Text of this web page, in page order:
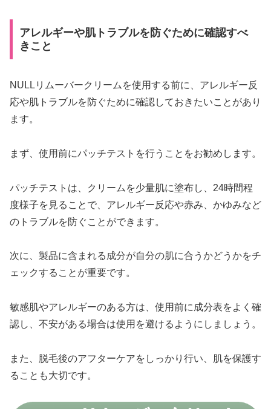
アレルギーや肌トラブルを防ぐために確認すべ
きこと
NULLリムーバークリームを使用する前に、アレルギー反
応や肌トラブルを防ぐために確認しておきたいことがあり
ます。
まず、使用前にパッチテストを行うことをお勧めします。
パッチテストは、クリームを少量肌に塗布し、24時間程
度様子を見ることで、アレルギー反応や赤み、かゆみなど
のトラブルを防ぐことができます。
次に、製品に含まれる成分が自分の肌に合うかどうかをチ
ェックすることが重要です。
敏感肌やアレルギーのある方は、使用前に成分表をよく確
認し、不安がある場合は使用を避けるようにしましょう。
また、脱毛後のアフターケアをしっかり行い、肌を保護す
ることも大切です。